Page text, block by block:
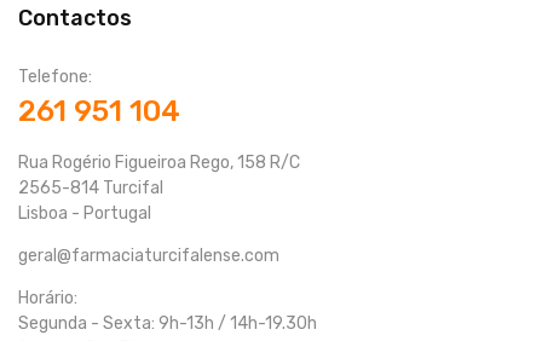
Contactos
Telefone:
261 951 104
Rua Rogério Figueiroa Rego, 158 R/C
2565-814 Turcifal
Lisboa - Portugal
geral@farmaciaturcifalense.com
Horário:
Segunda - Sexta: 9h-13h / 14h-19.30h